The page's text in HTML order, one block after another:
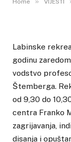
Home VIJESTI
Labinske
godinu
vodstvo
Štemberga.
od 9,30 do
centra Franko
zagrijavanja,
disanja i